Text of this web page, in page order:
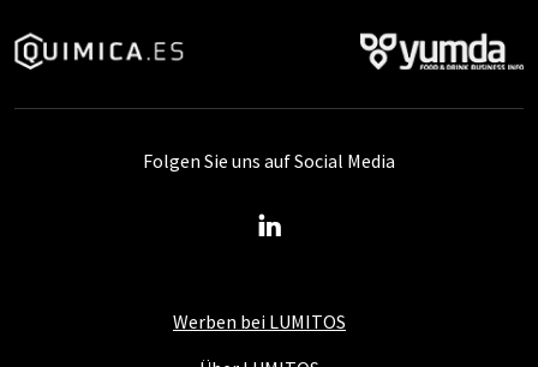
Werben bei LUMITOS
Folgen Sie uns auf Social Media